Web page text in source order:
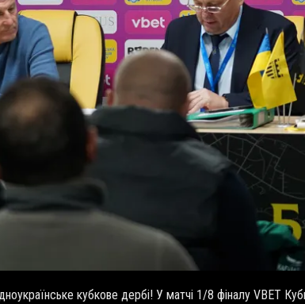
кубкове дербі! У матчі 1/8 фіналу VBET